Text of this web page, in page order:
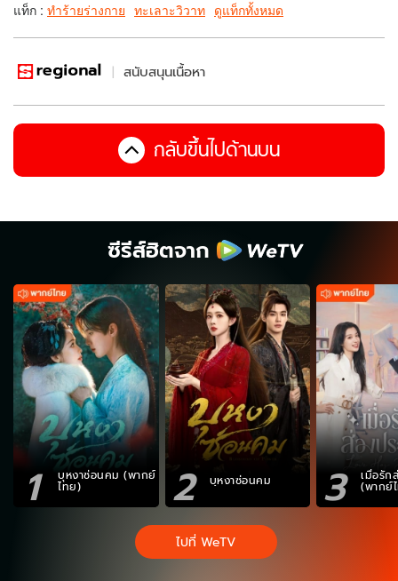
แท็ก : ทำร้ายร่างกาย ทะเลาะวิวาท ดูแท็กทั้งหมด
สนับสนุนเนื้อหา
กลับขึ้นไปด้านบน
ซีรีส์ฮิตจาก
1 บุหงาซ่อนคม (พากย์
ไทย) 2 บุหงาซ่อนคม 3 เมื่อรัก
(พากย์
ไปที่ WeTV